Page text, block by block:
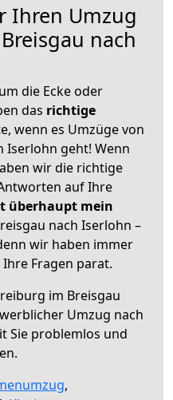
Ihren Umzug
nach
die Ecke oder
das richtige
wenn es Umzüge von
Iserlohn geht! Wenn
wir die richtige
auf Ihre
überhaupt mein
nach Iserlohn –
wir haben immer
Fragen parat.
im Breisgau
Umzug nach
Sie problemlos und
,